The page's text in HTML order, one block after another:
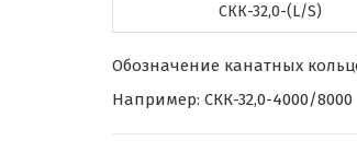
СКК-32,0-(L/S)
Обозначение канатных
Например: СКК-32,0-4000/8000